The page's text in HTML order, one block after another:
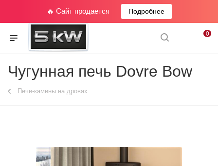
🔥 Сайт продается Подробнее
0
Чугунная печь Dovre Bow
Печи-камины на дровах